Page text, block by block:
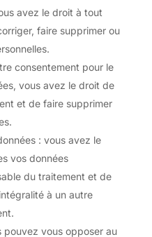
avez le droit à tout
faire supprimer ou
consentement pour le
vous avez le droit de
et de faire supprimer
: vous avez le
vos données
du traitement et de
à un autre
pouvez vous opposer au